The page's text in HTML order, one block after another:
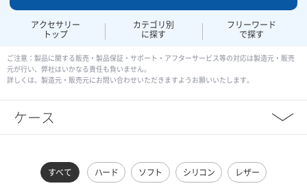
アクセサリー
トップ
カテゴリ別
に探す
フリーワード
で探す
ご注意：製品に関する販売・製品保証・サポート・アフターサービス等の対応は製造元・販売
元が行い、弊社はいかなる責任も負いません。
詳しくは、製造元・販売元にお問い合わせいただきますようお願いいたします。
ケース
すべて ハード ソフト シリコン レザー